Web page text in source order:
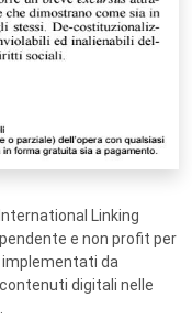
Linking
e non profit per
da
digitali nelle